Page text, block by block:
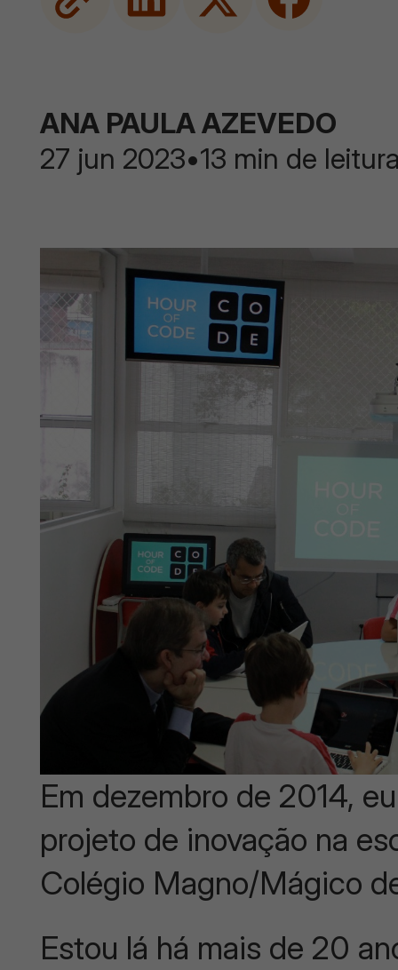
ANA PAULA AZEVEDO
27 jun 2023•13 min de
Em dezembro de 2014,
projeto de inovação na
Colégio Magno/Mágico
Estou lá há mais de 20